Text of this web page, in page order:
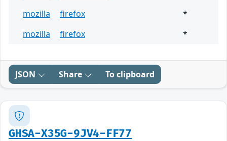
mozilla
firefox
*
mozilla
firefox *
JSON Share To clipboard
GHSA-X35G-9JV4-FF77